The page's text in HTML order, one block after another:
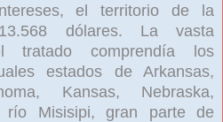
el territorio de la
dólares.
La vasta
tratado comprendía los
estados de Arkansas,
Kansas, Nebraska,
Misisipi,
gran parte de